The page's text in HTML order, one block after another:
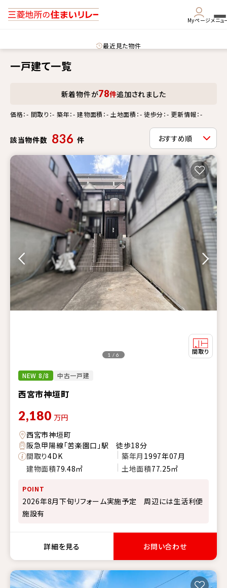
Myページメニュ
最近見た物件
一戸建て一覧
新着物件が78件追加されました
価格：- 間取り：- 築年：- 建物面積：- 土地面積：- 徒歩分：- 更新情報：-
該当物件数 836 件
NEW 8/8 中古一戸建
西宮市神垣町
1 / 6
2,180 万円
西宮市神垣町
阪急甲陽線「苦楽園口」駅 徒歩18分
間取り4DK 築年月 1997年07月
建物面積79.48㎡ 土地面積77.25㎡
POINT
2026年8月下旬リフォーム実施予定 周辺には生活利便
施設有
詳細を見る お問い合わせ